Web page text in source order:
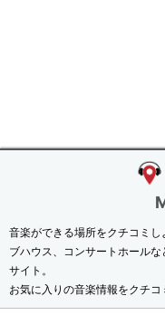
音楽ができる場所をクチコミ
ブハウス、コンサートホール
サイト。
お気に入りの音楽情報をクチコ